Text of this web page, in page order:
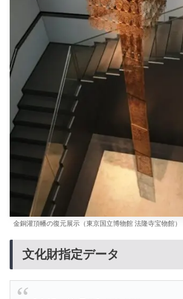
金銅灌頂幡の復元展示（東京国立博物館 法隆寺宝物館）
文化財指定データ